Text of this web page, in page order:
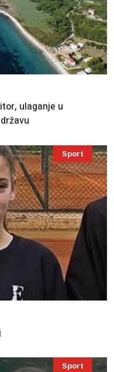
ulaganje u
Sport
Sport